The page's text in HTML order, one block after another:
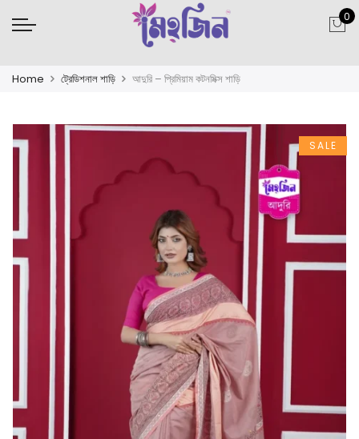
0
Home ট্রেডিশনাল শাড়ি আদুরি – প্রিমিয়াম কটনমিক্স শাড়ি
SALE